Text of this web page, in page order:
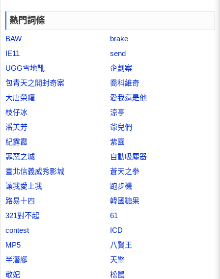
熱門詞條
BAW
brake
IE11
send
UGG雪地靴
企劃案
包青天之開封奇案
喬科維奇
大唐榮耀
愛我還是他
枝仔冰
涼亭
潘美芳
爺兒們
紀露霞
紫園
罪惡之城
自動吸塵器
臺北信義威秀影城
蒼天之拳
讓我愛上我
跑步機
路易十四
韓國糖果
321對不起
61
contest
ICD
MP5
八賢王
半潛艇
天擎
敬妃
松鼠